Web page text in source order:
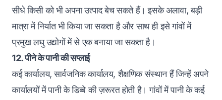
सीधे किसी को भी अपना उत्पाद बेच सकते हैं। इसके अलावा, बड़ी
मात्रा में निर्यात भी किया जा सकता है और साथ ही इसे गांवों में
प्रमुख लघु उद्योगों में से एक बनाया जा सकता है।
12. पीने के पानी की सप्लाई
कई कार्यालय, सार्वजनिक कार्यालय, शैक्षणिक संस्थान हैं जिन्हें अपने
कार्यालयों में पानी के डिब्बे की ज़रूरत होती है। गांवों में पानी के कई